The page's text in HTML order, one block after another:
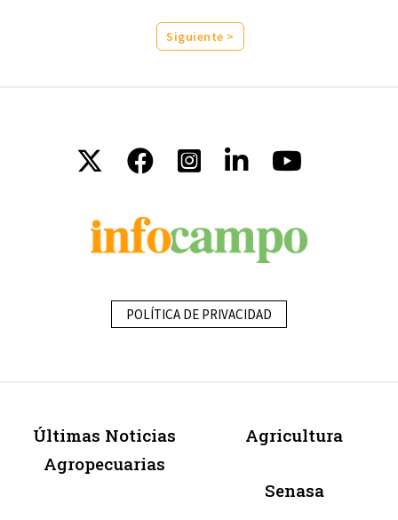
Siguiente >
POLÍTICA DE PRIVACIDAD
Últimas Noticias
Agropecuarias
Agricultura
Senasa